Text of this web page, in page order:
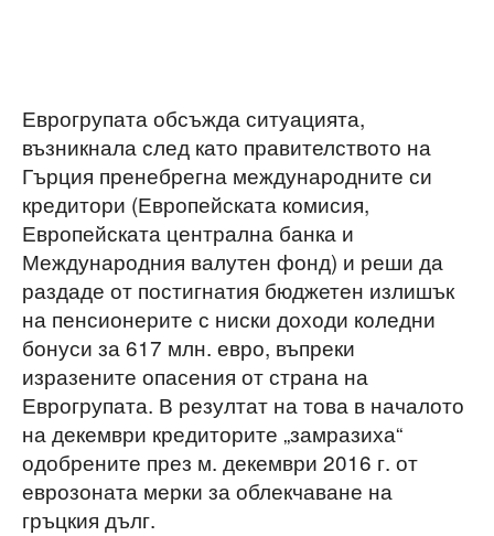
Еврогрупата обсъжда ситуацията,
възникнала след като правителството на
Гърция пренебрегна международните си
кредитори (Европейската комисия,
Европейската централна банка и
Международния валутен фонд) и реши да
раздаде от постигнатия бюджетен излишък
на пенсионерите с ниски доходи коледни
бонуси за 617 млн. евро, въпреки
изразените опасения от страна на
Еврогрупата. В резултат на това в началото
на декември кредиторите „замразиха“
одобрените през м. декември 2016 г. от
еврозоната мерки за облекчаване на
гръцкия дълг.